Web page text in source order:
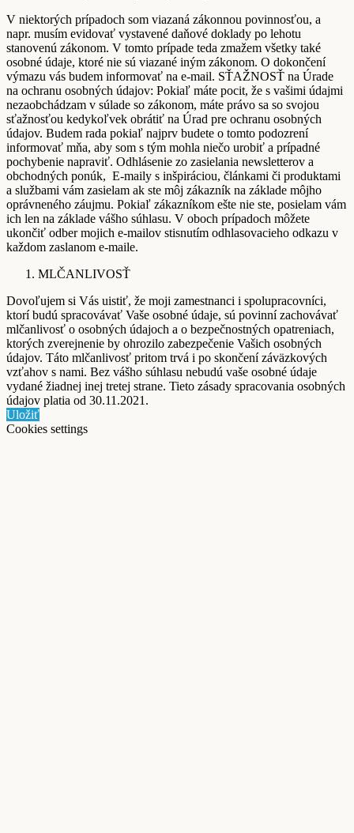
V niektorých prípadoch som viazaná zákonnou povinnosťou, a
napr. musím evidovať vystavené daňové doklady po lehotu
stanovenú zákonom. V tomto prípade teda zmažem všetky také
osobné údaje, ktoré nie sú viazané iným zákonom. O dokončení
výmazu vás budem informovať na e-mail. SŤAŽNOSŤ na Úrade
na ochranu osobných údajov: Pokiaľ máte pocit, že s vašimi údajmi
nezaobchádzam v súlade so zákonom, máte právo sa so svojou
sťažnosťou kedykoľvek obrátiť na Úrad pre ochranu osobných
údajov. Budem rada pokiaľ najprv budete o tomto podozrení
informovať mňa, aby som s tým mohla niečo urobiť a prípadné
pochybenie napraviť. Odhlásenie zo zasielania newsletterov a
obchodných ponúk, E-maily s inšpiráciou, článkami či produktami
a službami vám zasielam ak ste môj zákazník na základe môjho
oprávneného záujmu. Pokiaľ zákazníkom ešte nie ste, posielam vám
ich len na základe vášho súhlasu. V oboch prípadoch môžete
ukončiť odber mojich e-mailov stisnutím odhlasovacieho odkazu v
každom zaslanom e-maile.
MLČANLIVOSŤ
Dovoľujem si Vás uistiť, že moji zamestnanci i spolupracovníci,
ktorí budú spracovávať Vaše osobné údaje, sú povinní zachovávať
mlčanlivosť o osobných údajoch a o bezpečnostných opatreniach,
ktorých zverejnenie by ohrozilo zabezpečenie Vašich osobných
údajov. Táto mlčanlivosť pritom trvá i po skončení záväzkových
vzťahov s nami. Bez vášho súhlasu nebudú vaše osobné údaje
vydané žiadnej inej tretej strane. Tieto zásady spracovania osobných
údajov platia od 30.11.2021.
Uložiť
Cookies settings